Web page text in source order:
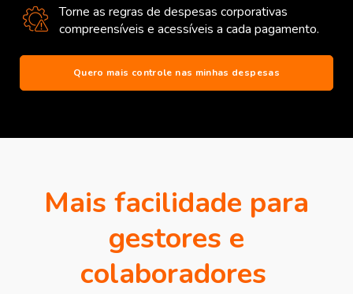
Torne as regras de despesas corporativas
compreensíveis e acessíveis a cada pagamento.
Quero mais controle nas minhas despesas
Mais facilidade para
gestores e
colaboradores